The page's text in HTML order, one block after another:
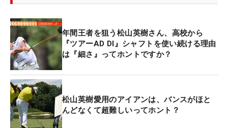
年間王者を狙う松山英樹さん、高校から
『ツアーAD DI』シャフトを使い続ける理由
は『細さ』ってホントですか？
松山英樹愛用のアイアンは、バンスがほと
んどなくて超難しいってホント？